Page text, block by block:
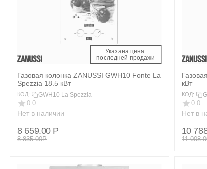
Указана цена
последней продажи
Газовая колонка ZANUSSI GWH10 Fonte La
Spezzia 18.5 кВт
КОД: GWH10 La Spezzia
0.0
Нет в наличии
8 659.00 Р
8 835.00Р
кВт
КОД:
0.0
Нет в
10
11